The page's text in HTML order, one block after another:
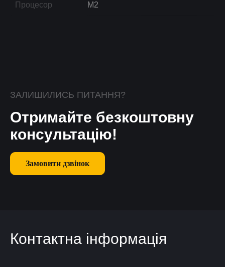
Процесор M2
ЗАЛИШИЛИСЬ ПИТАННЯ?
Отримайте безкоштовну
консультацію!
Замовити дзвінок
Контактна інформація